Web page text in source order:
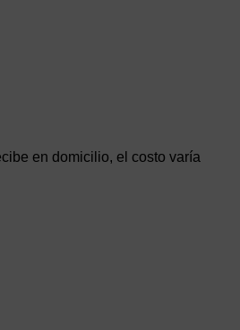
en domicilio, el costo varía